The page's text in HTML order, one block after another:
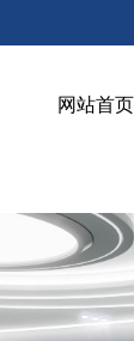
网站首页